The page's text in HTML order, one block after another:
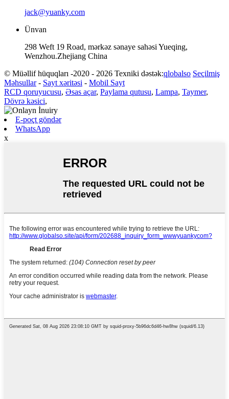
jack@yuanky.com
Ünvan
298 Weft 19 Road, mərkəz sənaye sahəsi Yueqing,
Wenzhou.Zhejiang China
© Müəllif hüquqları -2020 - 2026 Texniki dəstək:qlobalso Seçilmiş
Məhsullar- Sayt xəritəsi - Mobil Sayt
RCD qoruyucusu, Əsas açar, Paylama qutusu, Lampa, Taymer,
Dövrə kəsici,
E-poçt göndər
WhatsApp
x